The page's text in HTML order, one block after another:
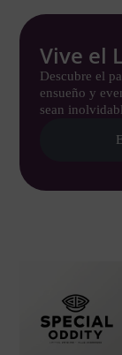
Vive el
Descubre el
ensueño y
sean